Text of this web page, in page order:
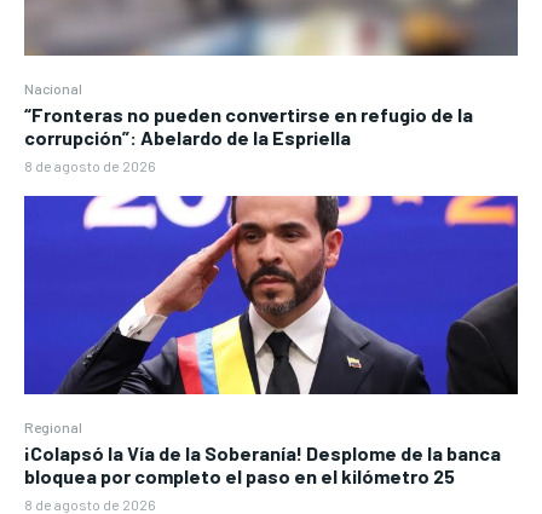
Nacional
“Fronteras no pueden convertirse en refugio de la
corrupción”: Abelardo de la Espriella
8 de agosto de 2026
Regional
¡Colapsó la Vía de la Soberanía! Desplome de la banca
bloquea por completo el paso en el kilómetro 25
8 de agosto de 2026